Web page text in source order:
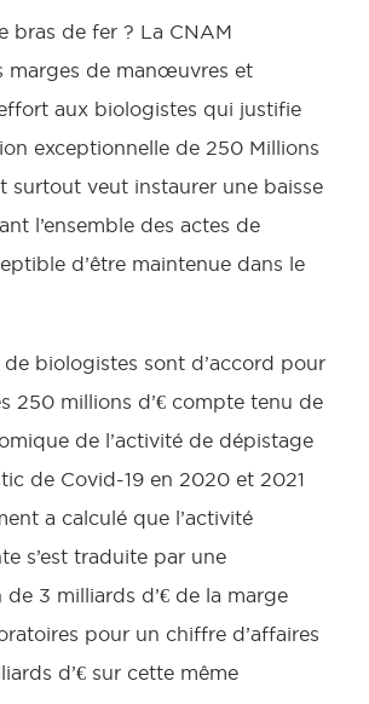
bras de fer ? La CNAM
marges de manœuvres et
aux biologistes qui justifie
exceptionnelle de 250 Millions
surtout veut instaurer une baisse
l’ensemble des actes de
d’être maintenue dans le
de biologistes sont d’accord pour
250 millions d’€ compte tenu de
de l’activité de dépistage
de Covid-19 en 2020 et 2021
a calculé que l’activité
s’est traduite par une
3 milliards d’€ de la marge
pour un chiffre d’affaires
d’€ sur cette même